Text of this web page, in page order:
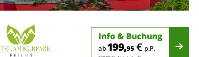
Info & Buchung
ab199,95 € p.P.